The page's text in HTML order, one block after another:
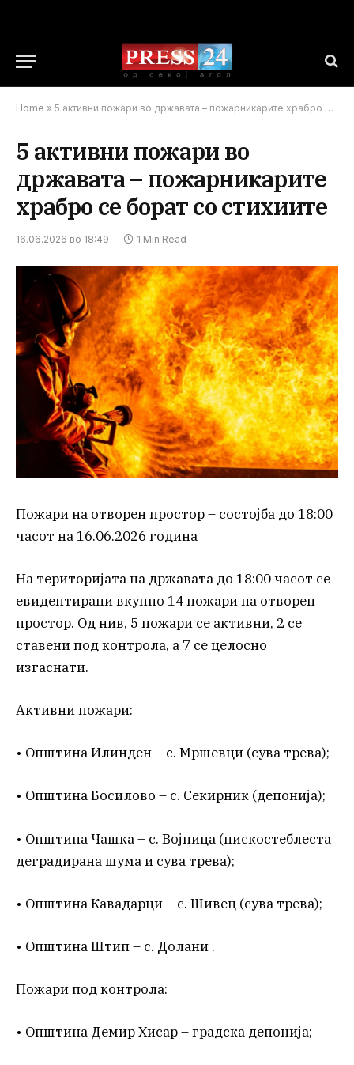
Home » 5 активни пожари во државата – пожарникарите храбро се борат со стихиите
5 активни пожари во
државата – пожарникарите
храбро се борат со стихиите
16.06.2026 во 18:49 1 Min Read
Пожари на отворен простор – состојба до 18:00
часот на 16.06.2026 година
На територијата на државата до 18:00 часот се
евидентирани вкупно 14 пожари на отворен
простор. Од нив, 5 пожари се активни, 2 се
ставени под контрола, а 7 се целосно
изгаснати.
Активни пожари:
• Општина Илинден – с. Мршевци (сува трева);
• Општина Босилово – с. Секирник (депонија);
• Општина Чашка – с. Војница (нискостеблеста
деградирана шума и сува трева);
• Општина Кавадарци – с. Шивец (сува трева);
• Општина Штип – с. Долани .
Пожари под контрола:
• Општина Демир Хисар – градска депонија;